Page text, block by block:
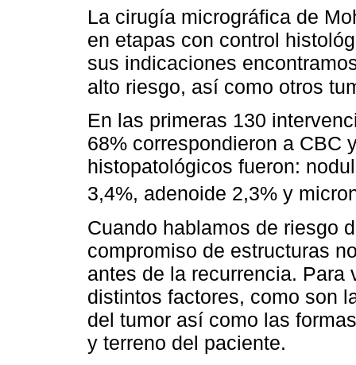
La cirugía micrográfica de
en etapas con control
sus indicaciones
alto riesgo, así como otros
En las primeras 130
68% correspondieron a CBC
histopatológicos fueron:
3,4%, adenoide 2,3% y
Cuando hablamos de riesgo
compromiso de estructuras
antes de la recurrencia. Para
distintos factores, como son
del tumor así como las
y terreno del paciente.